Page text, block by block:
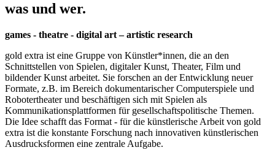
was und wer.
games - theatre - digital art – artistic research
gold extra ist eine Gruppe von Künstler*innen, die an den
Schnittstellen von Spielen, digitaler Kunst, Theater, Film und
bildender Kunst arbeitet. Sie forschen an der Entwicklung neuer
Formate, z.B. im Bereich dokumentarischer Computerspiele und
Robotertheater und beschäftigen sich mit Spielen als
Kommunikationsplattformen für gesellschaftspolitische Themen.
Die Idee schafft das Format - für die künstlerische Arbeit von gold
extra ist die konstante Forschung nach innovativen künstlerischen
Ausdrucksformen eine zentrale Aufgabe.